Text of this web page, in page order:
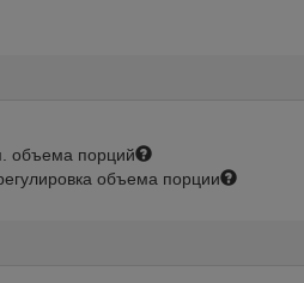
объема порций
объема порции